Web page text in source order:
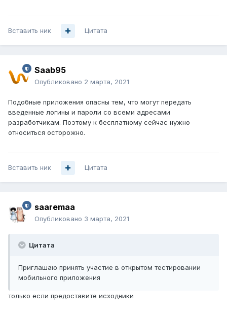
Вставить ник Цитата
Saab95
Опубликовано 2 марта, 2021
Подобные приложения опасны тем, что могут передать
введенные логины и пароли со всеми адресами
разработчикам. Поэтому к бесплатному сейчас нужно
относиться осторожно.
Вставить ник Цитата
saaremaa
Опубликовано 3 марта, 2021
Цитата
Приглашаю принять участие в открытом тестировании
мобильного приложения
только если предоставите исходники